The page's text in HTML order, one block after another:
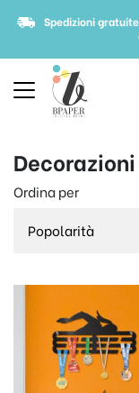
Spedizioni gratuite
Ordina per